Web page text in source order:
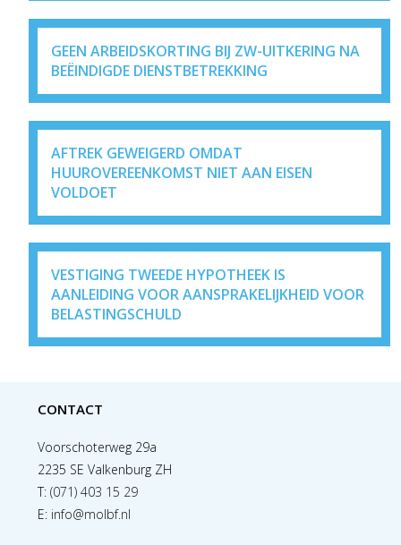
GEEN ARBEIDSKORTING BIJ ZW-UITKERING NA
BEËINDIGDE DIENSTBETREKKING
AFTREK GEWEIGERD OMDAT
HUUROVEREENKOMST NIET AAN EISEN
VOLDOET
VESTIGING TWEEDE HYPOTHEEK IS
AANLEIDING VOOR AANSPRAKELIJKHEID VOOR
BELASTINGSCHULD
CONTACT
Voorschoterweg 29a
2235 SE Valkenburg ZH
T:(071) 403 15 29
E: info@molbf.nl